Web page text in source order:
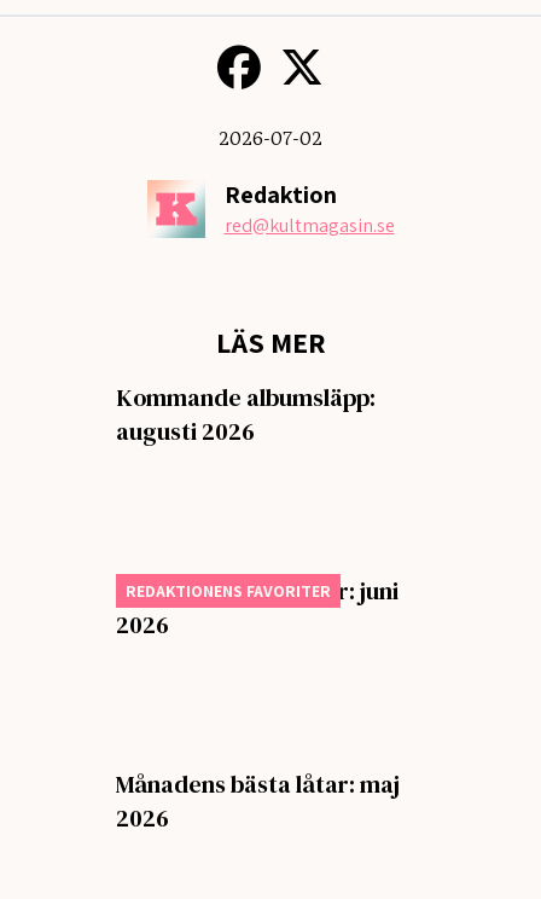
2026-07-02
Redaktion
red@kultmagasin.se
LÄS MER
Kommande albumsläpp:
augusti 2026
REDAKTIONENS FAVORITER
Månadens bästa låtar: juni
2026
Månadens bästa låtar: maj
2026